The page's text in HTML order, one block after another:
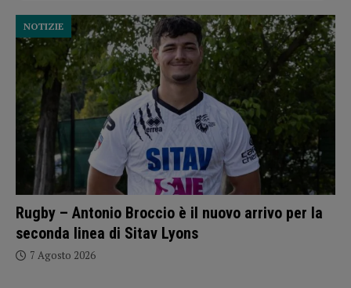
Rugby – Antonio Broccio è il nuovo arrivo per la
seconda linea di Sitav Lyons
NOTIZIE
7 Agosto 2026